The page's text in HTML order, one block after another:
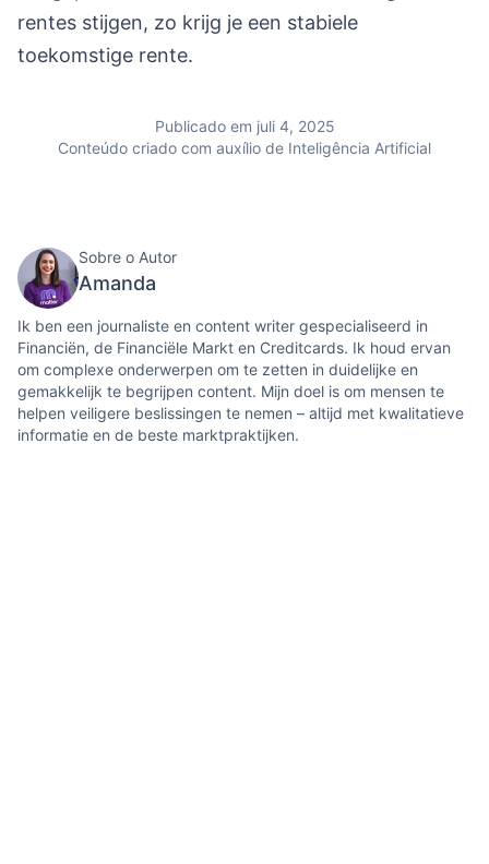
rentes stijgen, zo krijg je een stabiele
toekomstige rente.
Publicado em juli 4, 2025
Conteúdo criado com auxílio de Inteligência Artificial
Sobre o Autor
Amanda
Ik ben een journaliste en content writer gespecialiseerd in
Financiën, de Financiële Markt en Creditcards. Ik houd ervan
om complexe onderwerpen om te zetten in duidelijke en
gemakkelijk te begrijpen content. Mijn doel is om mensen te
helpen veiligere beslissingen te nemen – altijd met kwalitatieve
informatie en de beste marktpraktijken.